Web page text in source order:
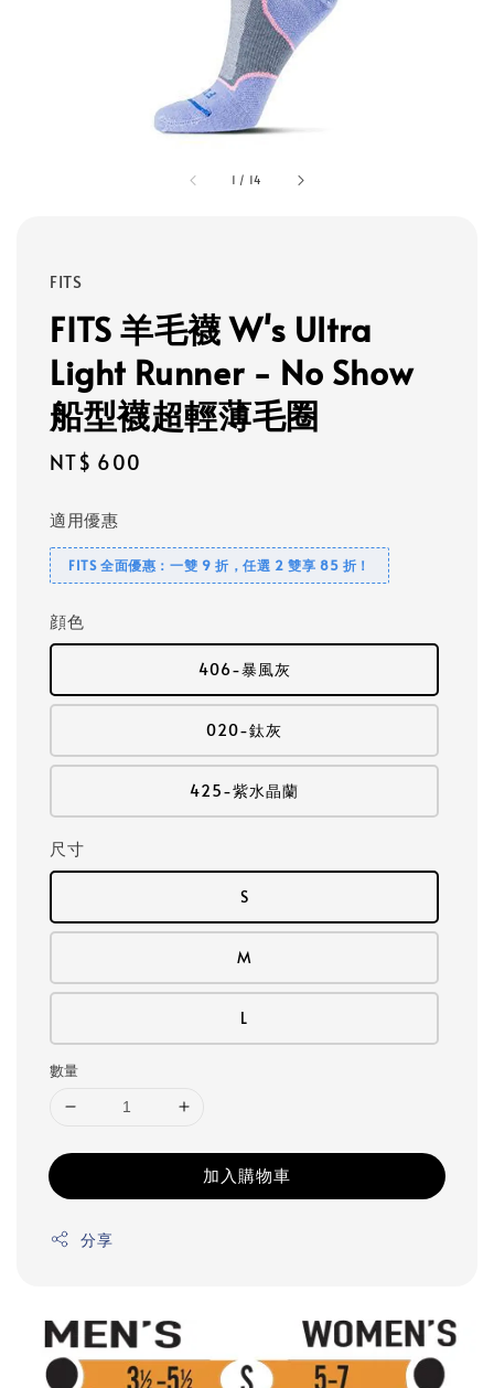
1 / 14
FITS
FITS 羊毛襪 W's Ultra
Light Runner - No Show
船型襪超輕薄毛圈
Regular
NT$ 600
適用優惠
FITS 全面優惠：一雙 9 折，任選 2 雙享 85 折！
顔色
406-暴風灰
020-鈦灰
425-紫水晶蘭
尺寸
S
M
L
數量
加入購物車
分享